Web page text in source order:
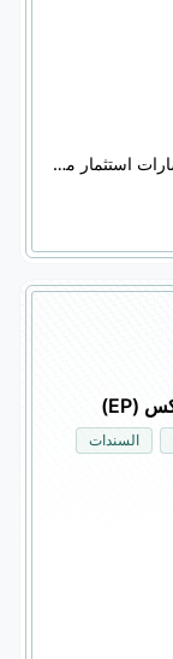
تداول مشتقات مالية、استشارات استثمار مشتقات مالية、تداول أوراق مالية、استشارات استثمار أوراق مالية、تداول سندات、استشارات استثمار سندات
السندات